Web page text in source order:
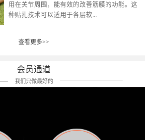
但是，当身体不适、休息不好、持续紧张等特
殊因素的影响下，有时还是会出现瘙痒过敏的
前后后居家近30天左右，感觉日子都日夜颠倒
痛影响走路。当天疼痛部贴了EDF和胃十字，膝
关节贴了半月板贴布。第2天第12肋部的EDF和
消失，贴布也没有出现进一步瘙痒过敏。而膝
破坏、发热、修复、增殖、再生等自然愈合能
力。 多作为细胞因子存在于皮肤表皮、真皮、
扎疗法）的效果是通过创造一个环境，使每种
以激发身体的自然愈合能力。 通常，药物会削
弱细胞因子的作用，单方面还会引起副作用的
症状。 与此相比，Kinesio肌内效贴创造了细
的控制仍有许多未知。 细胞因子是一种酵素，
用在关节周围，能有效的改善筋膜的功能。这
种贴扎技术可以适用于各层软...
组织:肌肉，肌腱，韧带（主要围绕有问题的关
状，而是指贴布本身很重量，以及贴布刺激的
类型。贴布的应用充分利用了体内由间质液组
成的自然流体力学的流体层。这种轻微的刺激
间，还可以在单片贴布上提供支持和深度刺
查看更多>>
会员通道
我们只做最好的